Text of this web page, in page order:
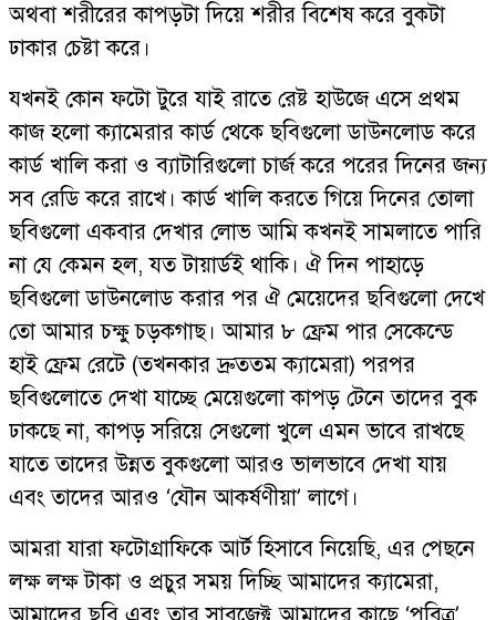
অথবা শরীরের কাপড়টা দিয়ে শরীর বিশেষ করে বুকটা
ঢাকার চেষ্টা করে।
যখনই কোন ফটো টুরে যাই রাতে রেষ্ট হাউজে এসে প্রথম
কাজ হলো ক্যামেরার কার্ড থেকে ছবিগুলো ডাউনলোড করে
কার্ড খালি করা ও ব্যাটারিগুলো চার্জ করে পরের দিনের জন্য
সব রেডি করে রাখে। কার্ড খালি করতে গিয়ে দিনের তোলা
ছবিগুলো একবার দেখার লোভ আমি কখনই সামলাতে পারি
না যে কেমন হল, যত টায়ার্ডই থাকি। ঐ দিন পাহাড়ে
ছবিগুলো ডাউনলোড করার পর ঐ মেয়েদের ছবিগুলো দেখে
তো আমার চক্ষু চড়কগাছ। আমার ৮ ফ্রেম পার সেকেন্ডে
হাই ফ্রেম রেটে (তখনকার দ্রুততম ক্যামেরা) পরপর
ছবিগুলোতে দেখা যাচ্ছে মেয়েগুলো কাপড় টেনে তাদের বুক
ঢাকছে না, কাপড় সরিয়ে সেগুলো খুলে এমন ভাবে রাখছে
যাতে তাদের উন্নত বুকগুলো আরও ভালভাবে দেখা যায়
এবং তাদের আরও ‘যৌন আকর্ষণীয়া’ লাগে।
আমরা যারা ফটোগ্রাফিকে আর্ট হিসাবে নিয়েছি, এর পেছনে
লক্ষ লক্ষ টাকা ও প্রচুর সময় দিচ্ছি আমাদের ক্যামেরা,